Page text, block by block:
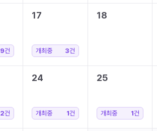
9건
17
개최중 3건
18
2건
24
개최중 1건
25
개최중 1건